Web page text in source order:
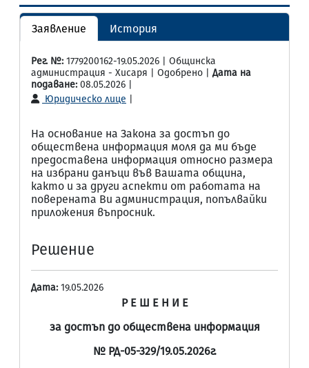
Заявление История
Рег. №: 1779200162-19.05.2026 | Общинска
администрация - Хисаря | Одобрено | Дата на
подаване: 08.05.2026 |
Юридическо лице
На основание на Закона за достъп до
обществена информация моля да ми бъде
предоставена информация относно размера
на избрани данъци във Вашата община,
както и за други аспекти от работата на
поверената Ви администрация, попълвайки
приложения въпросник.
Решение
Дата: 19.05.2026
Р Е Ш Е Н И Е
за достъп до обществена информация
№ РД-05-329/19.05.2026г.